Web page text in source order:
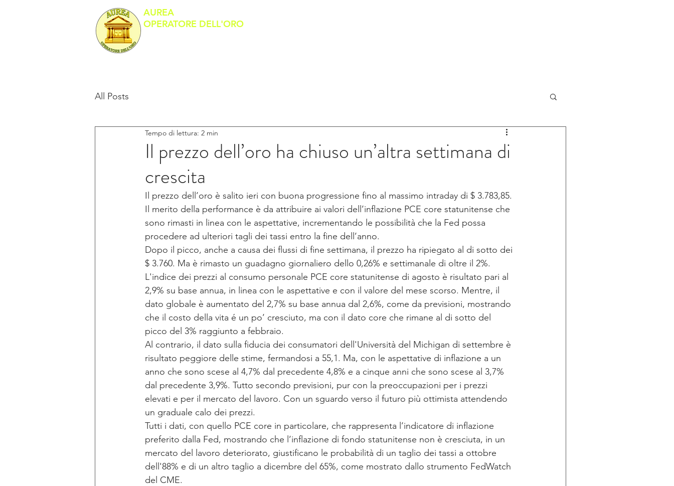
AUREA
OPERATORE DELL'ORO
All Posts
Il prezzo dell’oro ha chiuso un’altra settimana di
crescita
Tempo di lettura: 2 min
Il prezzo dell’oro è salito ieri con buona progressione fino al massimo intraday di $ 3.783,85.
Il merito della performance è da attribuire ai valori dell’inflazione PCE core statunitense che
sono rimasti in linea con le aspettative, incrementando le possibilità che la Fed possa
procedere ad ulteriori tagli dei tassi entro la fine dell’anno.
Dopo il picco, anche a causa dei flussi di fine settimana, il prezzo ha ripiegato al di sotto dei
$ 3.760. Ma è rimasto un guadagno giornaliero dello 0,26% e settimanale di oltre il 2%.
L'indice dei prezzi al consumo personale PCE core statunitense di agosto è risultato pari al
2,9% su base annua, in linea con le aspettative e con il valore del mese scorso. Mentre, il
dato globale è aumentato del 2,7% su base annua dal 2,6%, come da previsioni, mostrando
che il costo della vita é un po’ cresciuto, ma con il dato core che rimane al di sotto del
picco del 3% raggiunto a febbraio.
Al contrario, il dato sulla fiducia dei consumatori dell'Università del Michigan di settembre è
risultato peggiore delle stime, fermandosi a 55,1. Ma, con le aspettative di inflazione a un
anno che sono scese al 4,7% dal precedente 4,8% e a cinque anni che sono scese al 3,7%
dal precedente 3,9%. Tutto secondo previsioni, pur con la preoccupazioni per i prezzi
elevati e per il mercato del lavoro. Con un sguardo verso il futuro più ottimista attendendo
un graduale calo dei prezzi.
Tutti i dati, con quello PCE core in particolare, che rappresenta l’indicatore di inflazione
preferito dalla Fed, mostrando che l’inflazione di fondo statunitense non è cresciuta, in un
mercato del lavoro deteriorato, giustificano le probabilità di un taglio dei tassi a ottobre
dell'88% e di un altro taglio a dicembre del 65%, come mostrato dallo strumento FedWatch
del CME.